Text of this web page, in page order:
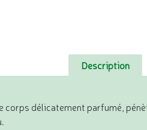
Description
corps délicatement parfumé,